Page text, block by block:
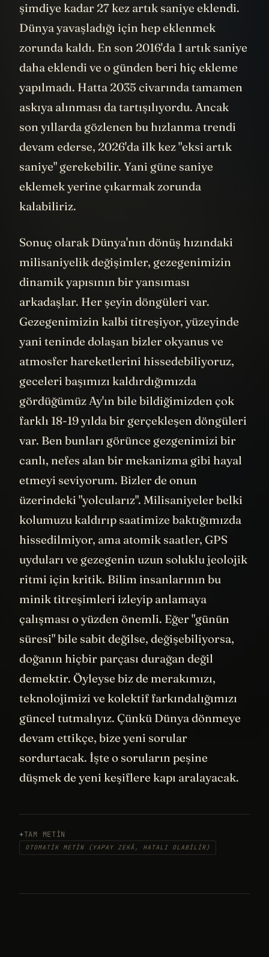
şimdiye kadar 27 kez artık saniye eklendi.
Dünya yavaşladığı için hep eklenmek
zorunda kaldı. En son 2016'da 1 artık saniye
daha eklendi ve o günden beri hiç ekleme
yapılmadı. Hatta 2035 civarında tamamen
askıya alınması da tartışılıyordu. Ancak
son yıllarda gözlenen bu hızlanma trendi
devam ederse, 2026'da ilk kez "eksi artık
saniye" gerekebilir. Yani güne saniye
eklemek yerine çıkarmak zorunda
kalabiliriz.
Sonuç olarak Dünya'nın dönüş hızındaki
milisaniyelik değişimler, gezegenimizin
dinamik yapısının bir yansıması
arkadaşlar. Her şeyin döngüleri var.
Gezegenimizin kalbi titreşiyor, yüzeyinde
yani teninde dolaşan bizler okyanus ve
atmosfer hareketlerini hissedebiliyoruz,
geceleri başımızı kaldırdığımızda
gördüğümüz Ay'ın bile bildiğimizden çok
farklı 18-19 yılda bir gerçekleşen döngüleri
var. Ben bunları görünce gezgenimizi bir
canlı, nefes alan bir mekanizma gibi hayal
etmeyi seviyorum. Bizler de onun
üzerindeki "yolcularız". Milisaniyeler belki
kolumuzu kaldırıp saatimize baktığımızda
hissedilmiyor, ama atomik saatler, GPS
uyduları ve gezegenin uzun soluklu jeolojik
ritmi için kritik. Bilim insanlarının bu
minik titreşimleri izleyip anlamaya
çalışması o yüzden önemli. Eğer "günün
süresi" bile sabit değilse, değişebiliyorsa,
doğanın hiçbir parçası durağan değil
demektir. Öyleyse biz de merakımızı,
teknolojimizi ve kolektif farkındalığımızı
güncel tutmalıyız. Çünkü Dünya dönmeye
devam ettikçe, bize yeni sorular
sordurtacak. İşte o soruların peşine
düşmek de yeni keşiflere kapı aralayacak.
TAM METIN
OTOMATIK METIN (YAPAY ZEKÂ, HATALI OLABILIR)